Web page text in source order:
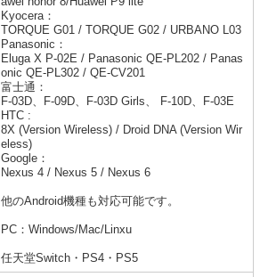
Kyocera：
TORQUE G01 / TORQUE G02 / URBANO L03
Panasonic：
Eluga X P-02E / Panasonic QE-PL202 / Panas
onic QE-PL302 / QE-CV201
富士通：
F-03D、F-09D、F-03D Girls、 F-10D、F-03E
HTC :
8X (Version Wireless) / Droid DNA (Version Wir
eless)
Google：
Nexus 4 / Nexus 5 / Nexus 6
他のAndroid機種も対応可能です。
PC：Windows/Mac/Linxu
任天堂Switch・PS4・PS5